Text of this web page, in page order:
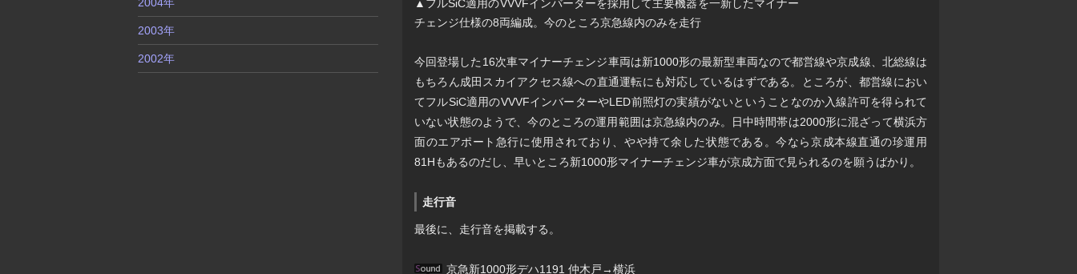
▲​フルSiC適用のVVVFインバーターを採用して主要機器を一新したマイナー
チェンジ仕様の8両編成。今のところ京急線内のみを走行
今回登場した16次車マイナーチェンジ車両は新1000形の最新型車両なので都営線や京成線、北総線は
もちろん成田スカイアクセス線への直通運転にも対応しているはずである。ところが、都営線におい
てフルSiC適用のVVVFインバーターやLED前照灯の実績がないということなのか入線許可を得られて
いない状態のようで、今のところの運用範囲は京急線内のみ。日中時間帯は2000形に混ざって横浜方
面のエアポート急行に使用されており、やや持て余した状態である。今なら京成本線直通の珍運用
81Hもあるのだし、早いところ新1000形マイナーチェンジ車が京成方面で見られるのを願うばかり。
走行音
最後に、走行音を掲載する。
京急新1000形デハ1191 仲木戸→横浜
2003年
2002年